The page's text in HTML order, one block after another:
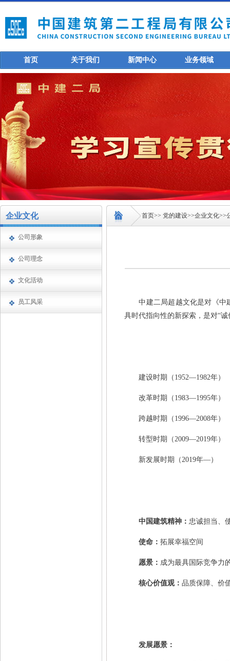
首页 关于我们 新闻中心 业务领域
企业文化
公司形象
公司理念
文化活动
员工风采
首页>> 党的建设>>企业文化>>
中建二局超越文化是对《中建
具时代指向性的新探索，是对“
建设时期（1952—1982年）
改革时期（1983—1995年）
跨越时期（1996—2008年）
转型时期（2009—2019年）
新发展时期（2019年—）
中国建筑精神： 忠诚担当、
使命： 拓展幸福空间
愿景： 成为最具国际竞争力
核心价值观： 品质保障、价
发展愿景：